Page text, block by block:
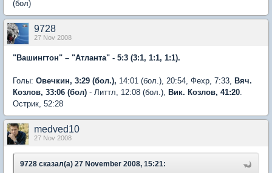
(бол)
9728
27 Nov 2008
"Вашингтон" – "Атланта" - 5:3 (3:1, 1:1, 1:1).
Голы: Овечкин, 3:29 (бол.), 14:01 (бол.), 20:54, Фехр, 7:33, Вяч.
Козлов, 33:06 (бол) - Литтл, 12:08 (бол.), Вик. Козлов, 41:20
Острик, 52:28
medved10
27 Nov 2008
9728 сказал(а) 27 November 2008, 15:21: